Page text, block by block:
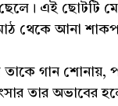
এই ছোটটি
মাঠ থেকে আনা
তাকে গান শোনায়,
তার অভাবের